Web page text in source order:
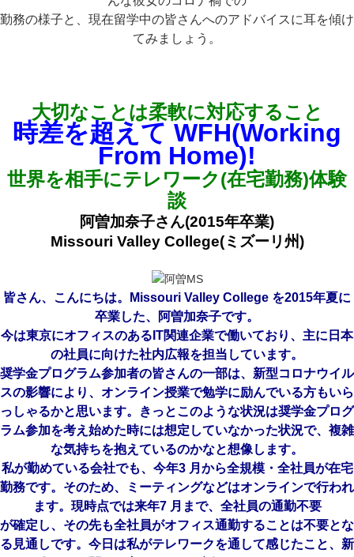
勤務の様子と、現在留学中の皆さんへのアドバイスに耳を傾け
てみましょう。
大切なことは柔軟に対応すること
時差を超えて WFH(Working
From Home)!
世界を相手にテレワーク(在宅勤務)体験
談
阿曽加奈子さん(2015年卒業)
Missouri Valley College(ミズーリ州)
皆さん、こんにちは。Missouri Valley College を2015年夏に
卒業した、阿曽加奈子です。
今は東京にオフィスのあるIT関連企業で働いており、主に日本
の社員に向けた社内広報を担当しています。
奨学金プログラム参加者の皆さんの一部は、新型コロナウイル
スの影響により、オンライン授業で勉学に励んでいる方もいら
っしゃるかと思います。きっとこのような状況は奨学金プログ
ラム参加を考え始めた時には想定していなかった状況で、複雑
な気持ちを抱えているのかなと想像します。
私が勤めている会社でも、今年3 月から全規模・全社員が在宅
勤務です。そのため、ミーティングなどはオンラインで行われ
ます。現時点では来年7 月まで、全社員の通勤不要
が確定し、その先も全社員がオフィス通勤することは不要とな
る見通しです。今日は私がテレワークを通して感じたこと、新